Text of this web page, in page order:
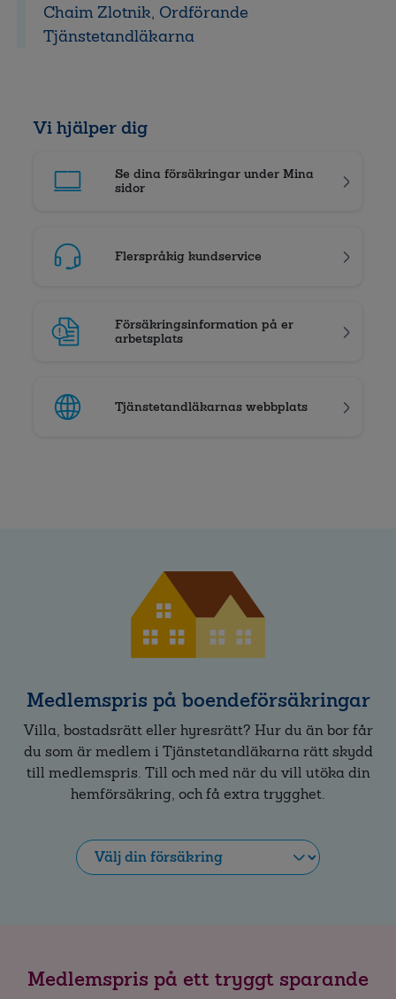
Chaim Zlotnik, Ordförande
Tjänstetandläkarna
Vi hjälper dig
Se dina försäkringar under Mina
sidor
Flerspråkig kundservice
Försäkringsinformation på er
arbetsplats
Tjänstetandläkarnas webbplats
Medlemspris på boendeförsäkringar
Villa, bostadsrätt eller hyresrätt? Hur du än bor får
du som är medlem i Tjänstetandläkarna rätt skydd
till medlemspris. Till och med när du vill utöka din
hemförsäkring, och få extra trygghet.
Medlemspris på ett tryggt sparande